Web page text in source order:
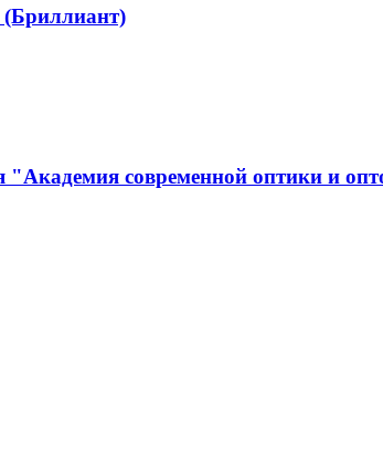
"Академия современной оптики и